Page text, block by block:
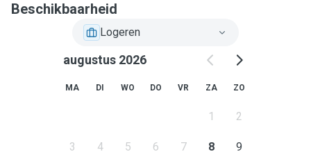
Beschikbaarheid
Logeren
augustus 2026
MA DI WO DO VR ZA ZO
1 2
3 4 5 6 7 8 9